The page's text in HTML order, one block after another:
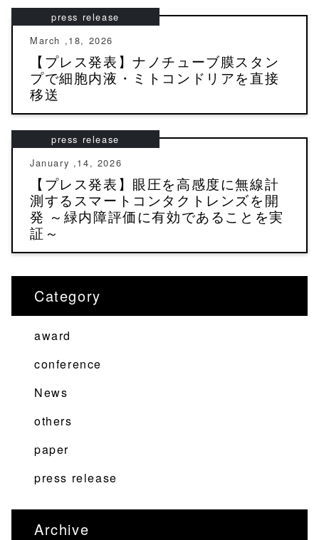
press release
March ,18, 2026
【プレス発表】ナノチューブ膜スタン
プで細胞内液・ミトコンドリアを直接
移送
press release
January ,14, 2026
【プレス発表】眼圧を高感度に無線計
測するスマートコンタクトレンズを開
発 ～緑内障評価に有効であることを実
証～
Category
award
conference
News
others
paper
press release
Archive